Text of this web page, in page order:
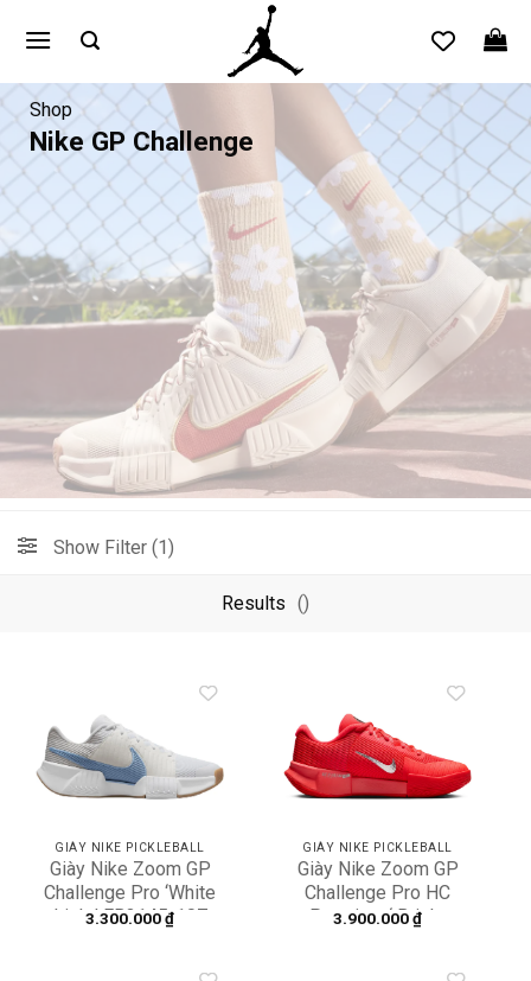
qua
dungShop
Nike GP Challenge
Show Filter (1)
Results ()
wishlist
GIÀY NIKE PICKLEBALL
Giày Nike Zoom GP
Challenge Pro ‘White
Light’ FB3145-107
3.300.000₫
wishlist
GIÀY NIKE PICKLEBALL
Giày Nike Zoom GP
Challenge Pro HC
Premium ‘ Bright
3.900.000₫